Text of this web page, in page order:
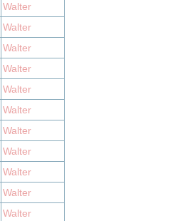
Walter
Walter
Walter
Walter
Walter
Walter
Walter
Walter
Walter
Walter
Walter